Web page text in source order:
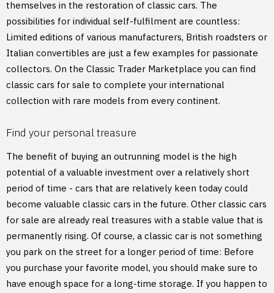
themselves in the restoration of classic cars. The
possibilities for individual self-fulfilment are countless:
Limited editions of various manufacturers, British roadsters or
Italian convertibles are just a few examples for passionate
collectors. On the Classic Trader Marketplace you can find
classic cars for sale to complete your international
collection with rare models from every continent.
Find your personal treasure
The benefit of buying an outrunning model is the high
potential of a valuable investment over a relatively short
period of time - cars that are relatively keen today could
become valuable classic cars in the future. Other classic cars
for sale are already real treasures with a stable value that is
permanently rising. Of course, a classic car is not something
you park on the street for a longer period of time: Before
you purchase your favorite model, you should make sure to
have enough space for a long-time storage. If you happen to